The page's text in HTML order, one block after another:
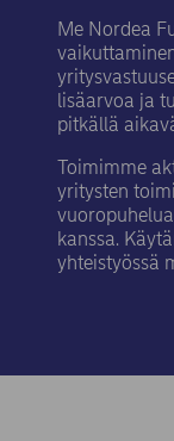
Me Nordea
lisäarvoa ja
pitkällä
Toimimme
yritysten
kanssa.
yhteistyössä